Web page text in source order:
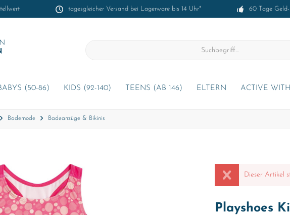
tagesgleicher Versand bei Lagerware bis 14 Uhr* 60 Tage
(50-86) KIDS (92-140) TEENS (AB 146) ELTERN ACTIVE
Bademode Badeanzüge & Bikinis
Dieser Artikel
Playshoes